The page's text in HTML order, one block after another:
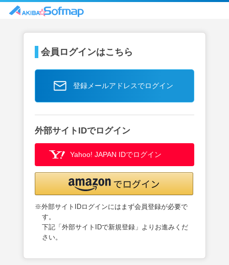
会員ログインはこちら
登録メールアドレスでログイン
外部サイトIDでログイン
Yahoo! JAPAN IDでログイン
※外部サイトIDログインにはまず会員登録が必要で
す。
下記「外部サイトIDで新規登録」よりお進みくだ
さい。